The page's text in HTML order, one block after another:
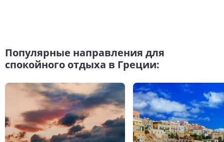
Популярные направления для
спокойного отдыха в Греции: